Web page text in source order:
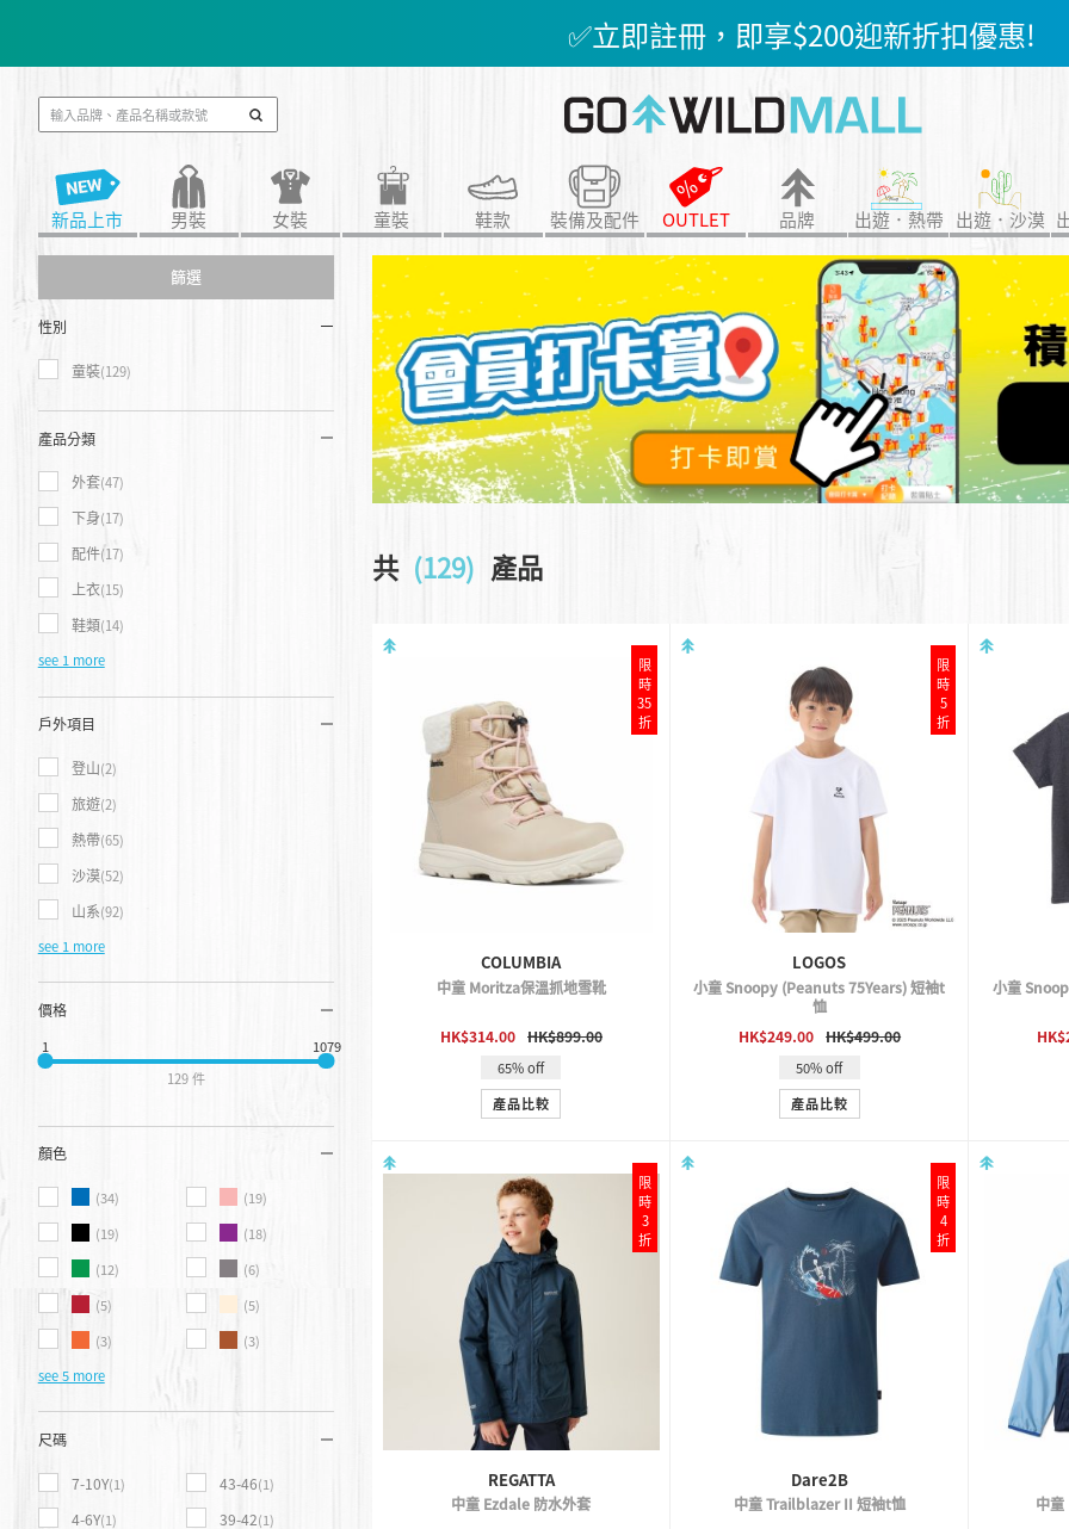
✅立即註冊，即享$200迎新折扣優惠!
會員消費$100即賺 $1 GO DOLLAR ，下次購物當
📢春夏新品會員7折起😍行山鞋、防水外套、防風外套、防
新品上市 男裝 女裝 童裝 鞋款 裝備及配件 OUTLET 品牌 出遊．熱帶 出遊．沙漠
篩選
性別
童裝(129)
產品分類
外套(47)
下身(17)
配件(17)
上衣(15)
鞋類(14)
see 1 more
戶外項目
登山(2)
旅遊(2)
熱帶(65)
沙漠(52)
山系(92)
see 1 more
價格
1
1079
129 件
顏色
(34)
(19)
(19)
(18)
(12)
(6)
(5)
(5)
(3)
(3)
see 5 more
尺碼
7-10Y(1) 43-46(1)
4-6Y(1) 39-42(1)
共 (129) 產品
COLUMBIA
中童 Moritza保溫抓地雪靴
HK$314.00 HK$899.00
65% off
產品比較
限
時
35
折
QUICK VIEW
LOGOS
小童 Snoopy (Peanuts 75Years) 短袖t
恤
HK$249.00
HK$499.00
50% off
產品比較
限
時
5
折
小童
REGATTA
中童 Ezdale 防水外套
限
時
3
折
Dare2B
中童 Trailblazer II 短袖t恤
限
時
4
折
中